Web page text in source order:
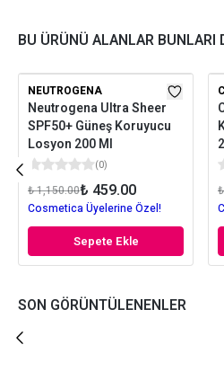
BU ÜRÜNÜ ALANLAR BUNLARI
NEUTROGENA
Neutrogena Ultra Sheer
SPF50+ Güneş Koruyucu
Losyon 200 Ml
(0)
₺ 1,150.00₺ 459.00
Cosmetica Üyelerine Özel!
Sepete Ekle
SON GÖRÜNTÜLENENLER